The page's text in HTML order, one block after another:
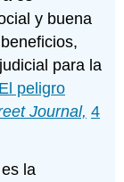
y buena
para la
peligro
Journal, 4
la